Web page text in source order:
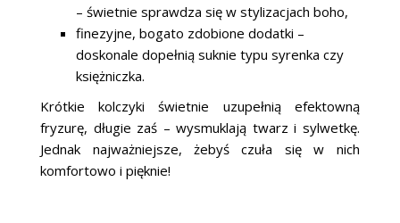
– świetnie sprawdza się w stylizacjach boho,
finezyjne, bogato zdobione dodatki –
doskonale dopełnią suknie typu syrenka czy
księżniczka.
Krótkie kolczyki świetnie uzupełnią efektowną
fryzurę, długie zaś – wysmuklają twarz i sylwetkę.
Jednak najważniejsze, żebyś czuła się w nich
komfortowo i pięknie!